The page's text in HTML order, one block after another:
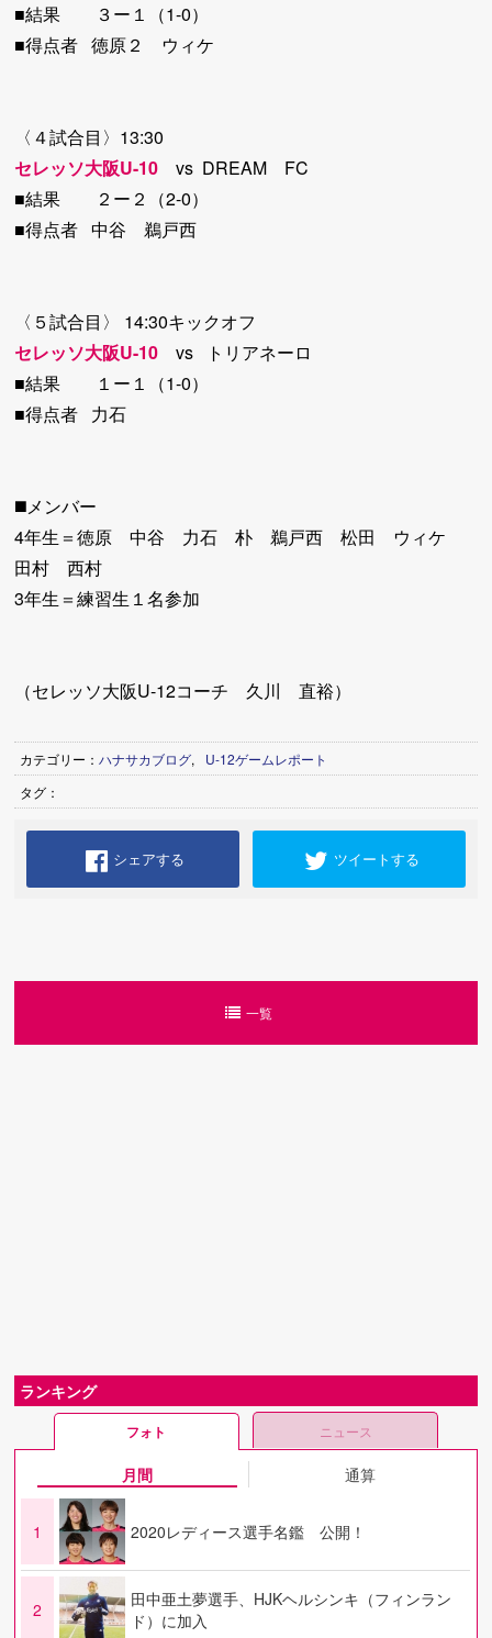
■結果 ３ー１（1-0）
■得点者 徳原２ ウィケ
〈４試合目〉13:30
セレッソ大阪U-10vs DREAM FC
■結果 ２ー２（2-0）
■得点者 中谷 鵜戸西
〈５試合目〉 14:30キックオフ
セレッソ大阪U-10 vs トリアネーロ
■結果 １ー１（1-0）
■得点者 力石
◼️メンバー
4年生＝徳原 中谷 力石 朴 鵜戸西 松田 ウィケ
田村 西村
3年生＝練習生１名参加
（セレッソ大阪U-12コーチ 久川 直裕）
カテゴリー：ハナサカブログ,
U-12ゲームレポート
タグ：
シェアする ツイートする
一覧
ランキング
フォト ニュース
月間 通算
1 2020レディース選手名鑑 公開！
2
田中亜土夢選手、HJKヘルシンキ（フィンラン
ド）に加入